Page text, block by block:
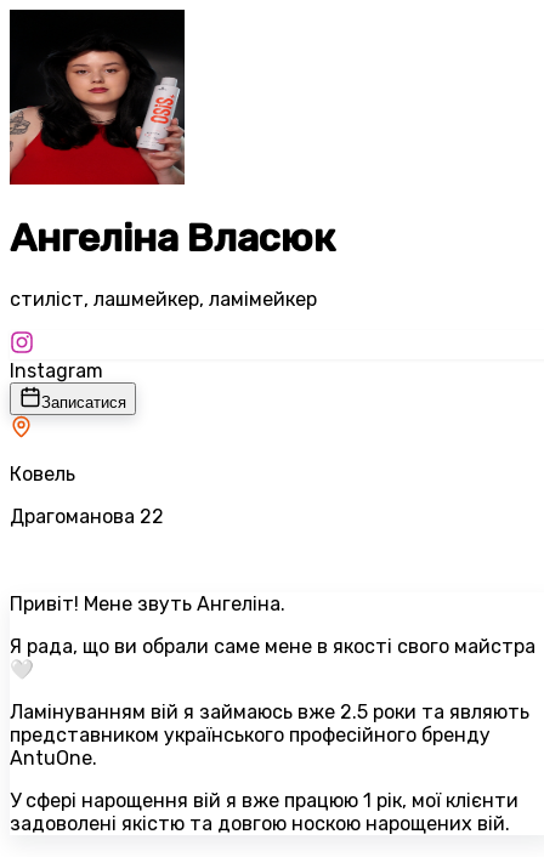
Ангеліна Власюк
стиліст, лашмейкер, ламімейкер
Instagram
Записатися
Ковель
Драгоманова 22
Привіт! Мене звуть Ангеліна.
Я рада, що ви обрали саме мене в якості свого майстра
🤍
Ламінуванням вій я займаюсь вже 2.5 роки та являють
представником українського професійного бренду
AntuOne.
У сфері нарощення вій я вже працюю 1 рік, мої клієнти
задоволені якістю та довгою носкою нарощених вій.